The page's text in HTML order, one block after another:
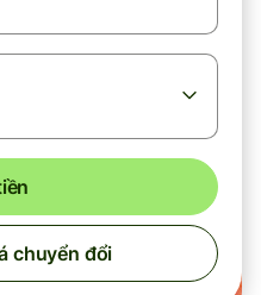
chuyển đổi